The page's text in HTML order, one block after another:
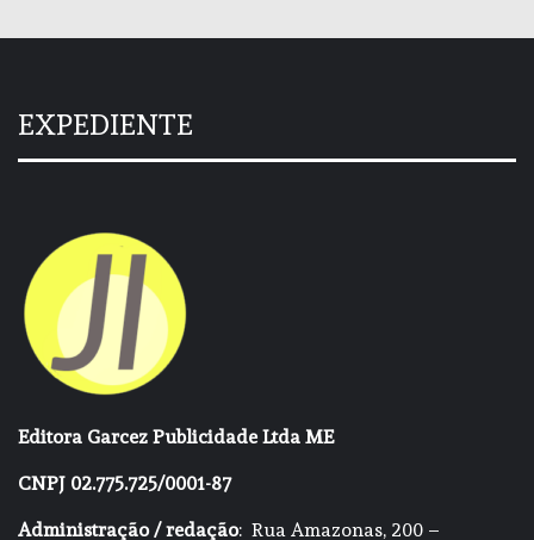
EXPEDIENTE
Editora Garcez Publicidade Ltda ME
CNPJ 02.775.725/0001-87
Administração / redação: Rua Amazonas, 200 –